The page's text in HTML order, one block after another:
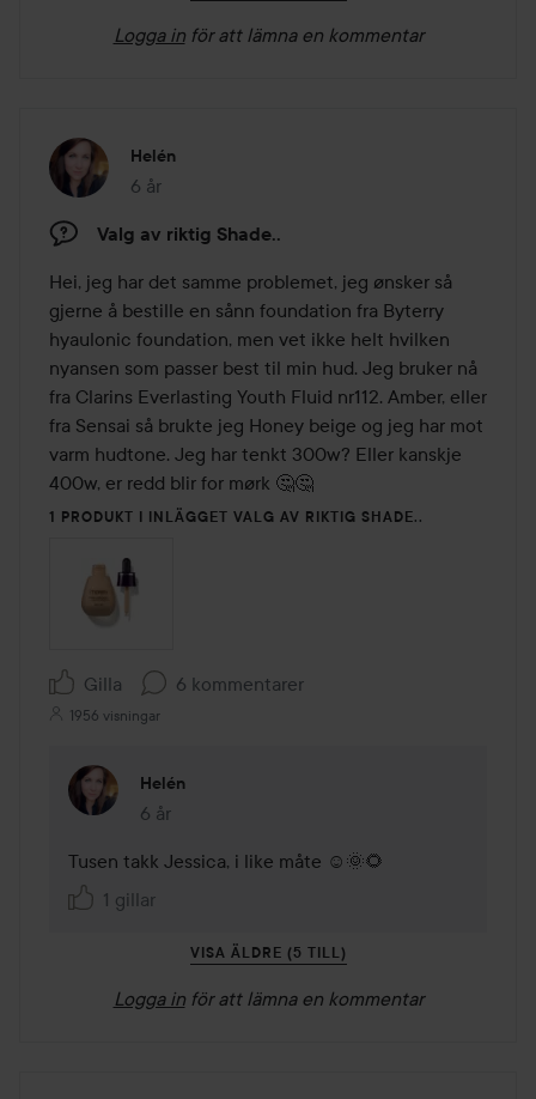
Logga in för att lämna en kommentar
Helén
6 år
Inlägget skapades 6 år
Valg av riktig Shade..
Hei, jeg har det samme problemet, jeg ønsker så
gjerne å bestille en sånn foundation fra Byterry
hyaulonic foundation, men vet ikke helt hvilken
nyansen som passer best til min hud. Jeg bruker nå
fra Clarins Everlasting Youth Fluid nr112. Amber, eller
fra Sensai så brukte jeg Honey beige og jeg har mot
varm hudtone. Jeg har tenkt 300w? Eller kanskje
400w, er redd blir for mørk 🤔🤔
1 PRODUKT I INLÄGGET VALG AV RIKTIG SHADE..
Gilla 6 kommentarer
1956 visningar
Helén
6 år
Kommentaren lades 6 år
Tusen takk Jessica, i like måte ☺️🌞🌻
1 gillar
VISA ÄLDRE (5 TILL)
Logga in för att lämna en kommentar